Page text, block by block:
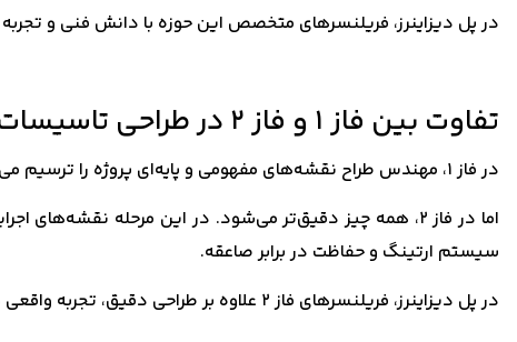
در پل دیزاینرز، فریلنسرهای متخصص این حوزه با دانش فنی و
تفاوت بین فاز ۱ و فاز ۲ در طراحی تاسیسات برق
در فاز ۱، مهندس طراح نقشه‌های مفهومی و پایه‌ای پروژه را ترسیم می‌کند. این نقشه‌ها شامل دیاگرام‌ها، مسیرهای کلی، جانمایی تجهیزات اصلی و تخمین اولیه بار الکتریکی ساختمان هستند.
اما در فاز ۲، همه چیز دقیق‌تر می‌شود. در این مرحله
سیستم ارتینگ و حفاظت در برابر صاعقه.
در پل دیزاینرز، فریلنسرهای فاز ۲ علاوه بر طراحی دقیق، تجربه واقعی در همکاری با پیمانکاران اجرایی دارند و می‌دانند که طرح باید قابل پیاده‌سازی و اقتصادی باشد، نه فقط تئوری.